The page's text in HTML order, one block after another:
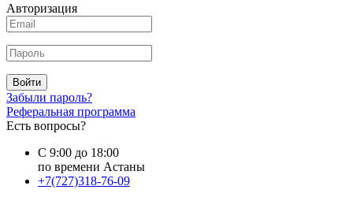
Авторизация
Войти
Забыли пароль?
Реферальная программа
Есть вопросы?
С 9:00 до 18:00
по времени Астаны
+7(727)318-76-09